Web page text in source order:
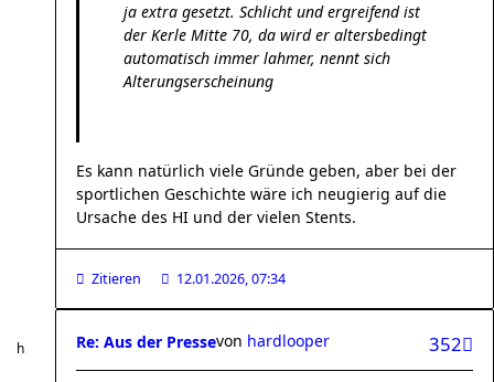
ja extra gesetzt. Schlicht und ergreifend ist
der Kerle Mitte 70, da wird er altersbedingt
automatisch immer lahmer, nennt sich
Alterungserscheinung
Es kann natürlich viele Gründe geben, aber bei der
sportlichen Geschichte wäre ich neugierig auf die
Ursache des HI und der vielen Stents.
Zitieren 12.01.2026, 07:34
Re: Aus der Presse 352
von hardlooper